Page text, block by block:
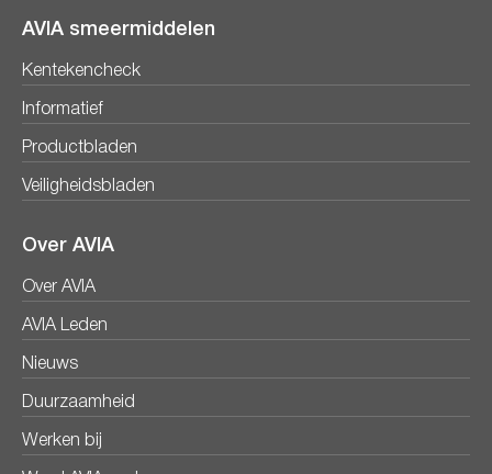
AVIA smeermiddelen
Kentekencheck
Informatief
Productbladen
Veiligheidsbladen
Over AVIA
Over AVIA
AVIA Leden
Nieuws
Duurzaamheid
Werken bij